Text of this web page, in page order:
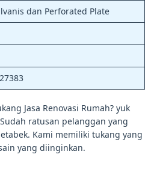
dan Perforated Plate
Jasa Renovasi Rumah? yuk
ratusan pelanggan yang
Kami memiliki tukang yang
yang diinginkan.